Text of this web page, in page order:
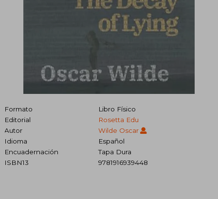
Formato
Libro Físico
Editorial
Rosetta Edu
Autor
Wilde Oscar
Idioma
Español
Encuadernación
Tapa Dura
ISBN13
9781916939448